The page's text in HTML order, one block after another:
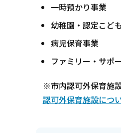
一時預かり事業
幼稚園・認定こど
病児保育事業
ファミリー・サ
※市内認可外保育施
認可外保育施設につ